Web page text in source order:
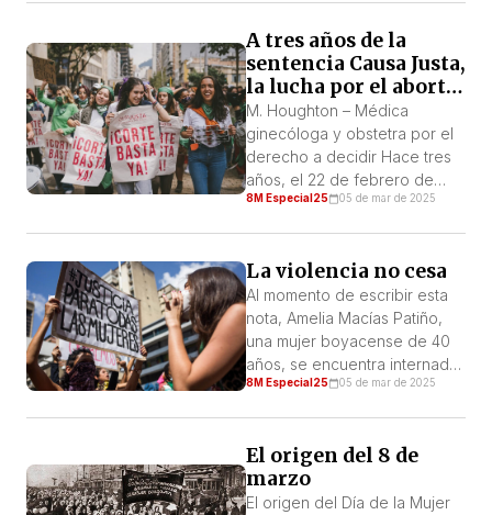
gobierno, se siente fuerte
para lanzar sus ataques y su
discurso de odio sobre las
mujeres y el conjunto de los
oprimidos. […]
A tres años de la
sentencia Causa Justa,
la lucha por el aborto
legal debe continuar
M. Houghton – Médica
ginecóloga y obstetra por el
derecho a decidir Hace tres
años, el 22 de febrero de
2022, el movimiento de
sexuales y reproductivos en
Colombia y el mundo. La
Corte Constitucional
colombiana despenalizó
totalmente el aborto hasta las
24 semanas y […]
8M Especial25 05 de mar de 2025
La violencia no cesa
Al momento de escribir esta
nota, Amelia Macías Patiño,
una mujer boyacense de 40
años, se encuentra internada
en un hospital de Sogamoso
feminicidio por parte de su
pareja. Lenis Martínez fue
rescatada del secuestro
8M Especial25 05 de mar de 2025
El origen del 8 de
marzo
El origen del Día de la Mujer